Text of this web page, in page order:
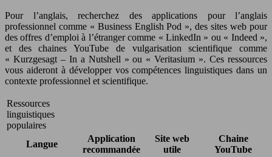
Pour l’anglais, recherchez des applications pour l’anglais
professionnel comme « Business English Pod », des sites web pour
des offres d’emploi à l’étranger comme « LinkedIn » ou « Indeed »,
et des chaines YouTube de vulgarisation scientifique comme
« Kurzgesagt – In a Nutshell » ou « Veritasium ». Ces ressources
vous aideront à développer vos compétences linguistiques dans un
contexte professionnel et scientifique.
Ressources
linguistiques
populaires
Langue
Application
recommandée
Site web
utile
Chaine
YouTube